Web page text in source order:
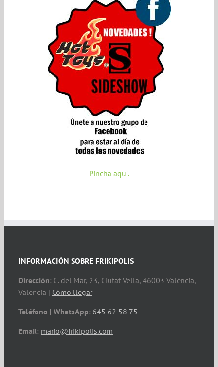
Pincha aquí.
INFORMACIÓN SOBRE FRIKIPOLIS
Dirección: C. del Mar, 23, Ciutat Vella, 46003 València,
Valencia | Cómo llegar
Teléfono | WhatsApp: 645 62 58 75
Email: mario@frikipolis.com